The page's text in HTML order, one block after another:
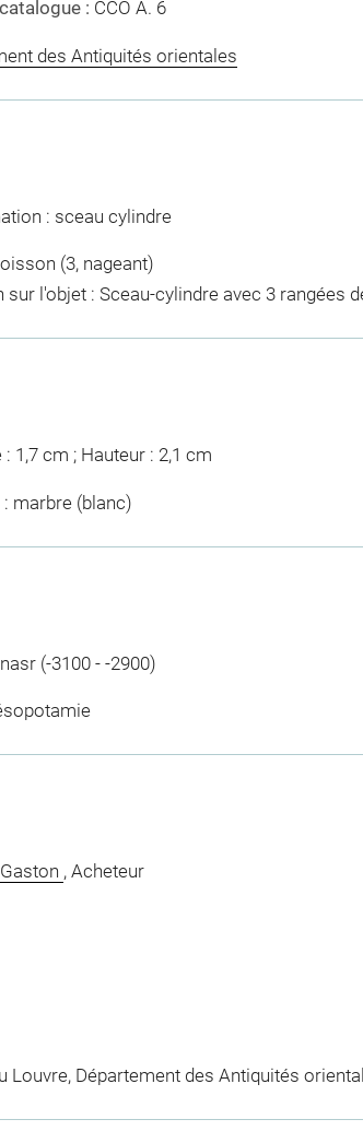
: CCO A. 6
des Antiquités orientales
: sceau cylindre
(3, nageant)
sur l'objet : Sceau-cylindre avec 3 rangées
1,7 cm ; Hauteur : 2,1 cm
marbre (blanc)
(-3100 - -2900)
, Acheteur
Louvre, Département des Antiquités